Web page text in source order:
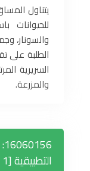
يتناول
للحيوانات
والسونار،
الطلبة على
السريرية
والمزرعة.
التطبيقية [1 ساعات]